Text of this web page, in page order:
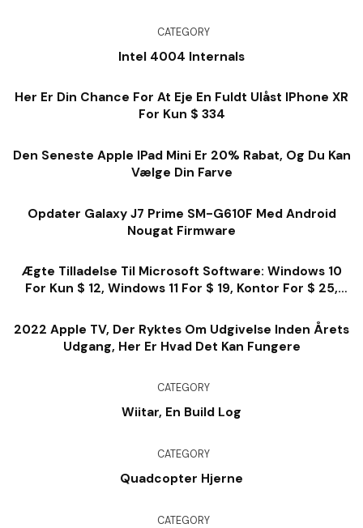
CATEGORY
Intel 4004 Internals
Her Er Din Chance For At Eje En Fuldt Ulåst IPhone XR
For Kun $ 334
Den Seneste Apple IPad Mini Er 20% Rabat, Og Du Kan
Vælge Din Farve
Opdater Galaxy J7 Prime SM-G610F Med Android
Nougat Firmware
Ægte Tilladelse Til Microsoft Software: Windows 10
For Kun $ 12, Windows 11 For $ 19, Kontor For $ 25,
2022 Apple TV, Der Ryktes Om Udgivelse Inden Årets
Udgang, Her Er Hvad Det Kan Fungere
CATEGORY
Wiitar, En Build Log
CATEGORY
Quadcopter Hjerne
CATEGORY